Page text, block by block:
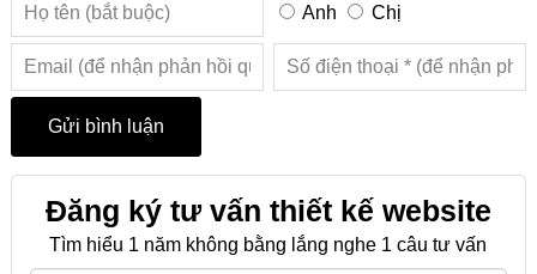
Anh Chị
Đăng ký tư vấn thiết kế website
Tìm hiểu 1 năm không bằng lắng nghe 1 câu tư vấn